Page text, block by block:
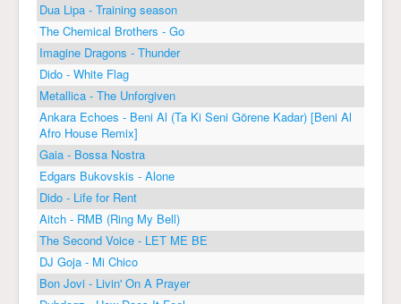
Dua Lipa - Training season
The Chemical Brothers - Go
Imagine Dragons - Thunder
Dido - White Flag
Metallica - The Unforgiven
Ankara Echoes - Beni Al (Ta Ki Seni Görene Kadar) [Beni Al
Afro House Remix]
Gaia - Bossa Nostra
Edgars Bukovskis - Alone
Dido - Life for Rent
Aitch - RMB (Ring My Bell)
The Second Voice - LET ME BE
DJ Goja - Mi Chico
Bon Jovi - Livin' On A Prayer